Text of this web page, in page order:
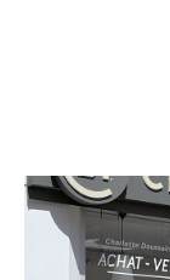
CENTURY 21 Doussain Philippon